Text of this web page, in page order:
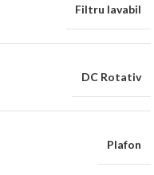
Filtru lavabil
DC Rotativ
Plafon